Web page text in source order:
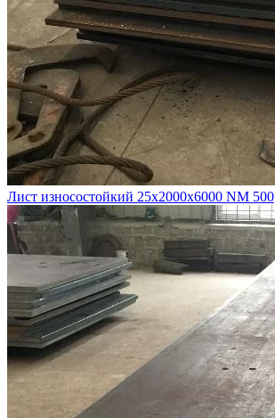
Лист износостойкий 25х2000х6000 NM 500